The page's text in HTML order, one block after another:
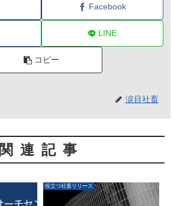
Facebook
LINE
コピー
涙目社畜
関連記事
役立つ社畜リリース